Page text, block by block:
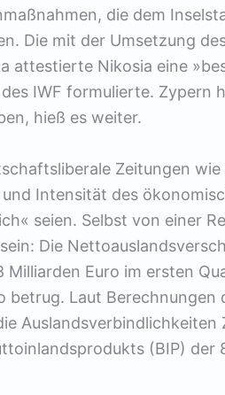
die dem
Die mit der Umsetzung
attestierte Nikosia eine
IWF formulierte. Zypern
hieß es weiter.
Zeitungen wie
Intensität des
seien. Selbst von einer
Die
Euro im ersten
betrug. Laut
(BIP) der